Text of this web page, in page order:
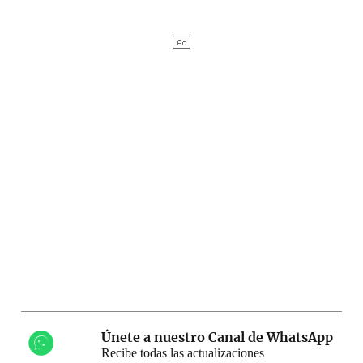
Únete a nuestro Canal de WhatsApp
Recibe todas las actualizaciones